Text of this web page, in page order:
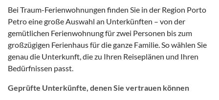
Bei Traum-Ferienwohnungen finden Sie in der Region Porto
Petro eine große Auswahl an Unterkünften – von der
gemütlichen Ferienwohnung für zwei Personen bis zum
großzügigen Ferienhaus für die ganze Familie. So wählen Sie
genau die Unterkunft, die zu Ihren Reiseplänen und Ihren
Bedürfnissen passt.
Geprüfte Unterkünfte, denen Sie vertrauen können